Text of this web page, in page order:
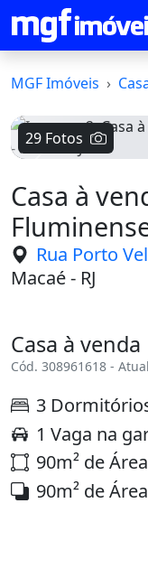
MGF Imóveis
29 Fotos
Casa à
Rua Porto
Macaé - RJ
Casa à venda
Cód. 308961618 -
3
1 Vaga na
90m² de
90m² de